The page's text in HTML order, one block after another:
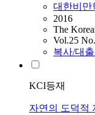
대한비만
2016
The
Vol.25
복사/대
KCI등재
자연의 도덕적